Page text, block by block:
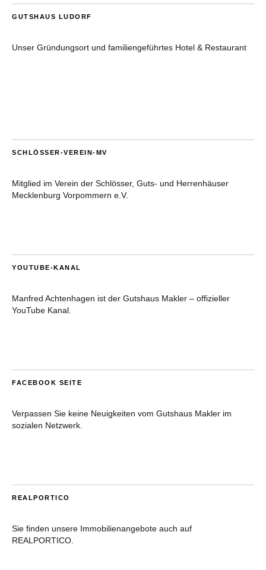
GUTSHAUS LUDORF
Unser Gründungsort und familiengeführtes Hotel & Restaurant
SCHLÖSSER-VEREIN-MV
Mitglied im Verein der Schlösser, Guts- und Herrenhäuser
Mecklenburg Vorpommern e.V.
YOUTUBE-KANAL
Manfred Achtenhagen ist der Gutshaus Makler – offizieller
YouTube Kanal.
FACEBOOK SEITE
Verpassen Sie keine Neuigkeiten vom Gutshaus Makler im
sozialen Netzwerk.
REALPORTICO
Sie finden unsere Immobilienangebote auch auf
REALPORTICO.